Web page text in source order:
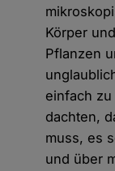
Körper
Pflanzen
einfach
dachten,
muss, es
und über